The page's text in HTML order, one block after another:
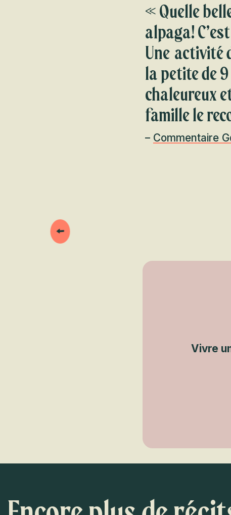
« Quelle
alpaga!
Une activité
la petite de
chaleureux
famille le
– Commentaire
Vivre